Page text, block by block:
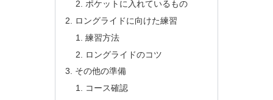
ポケットに入れているもの
ロングライドに向けた練習
練習方法
ロングライドのコツ
その他の準備
コース確認